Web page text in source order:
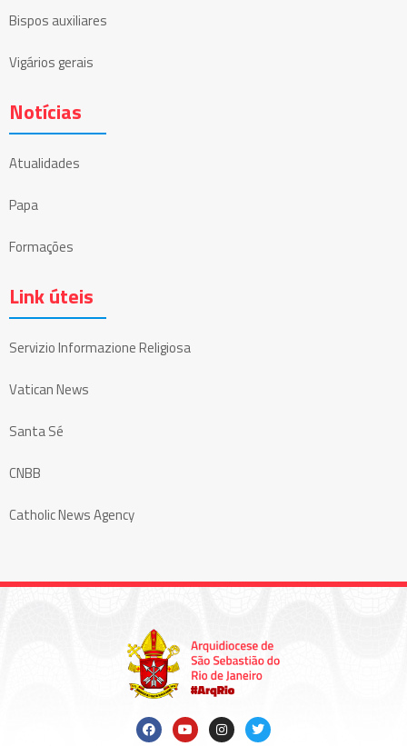
Bispos auxiliares
Vigários gerais
Notícias
Atualidades
Papa
Formações
Link úteis
Servizio Informazione Religiosa
Vatican News
Santa Sé
CNBB
Catholic News Agency